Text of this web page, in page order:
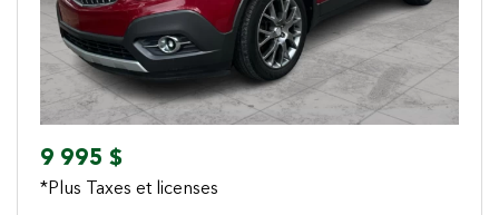
9 995 $
*Plus Taxes et licenses